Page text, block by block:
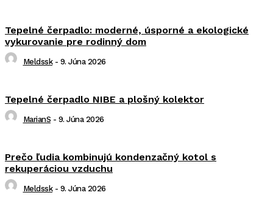
Tepelné čerpadlo: moderné, úsporné a ekologické
vykurovanie pre rodinný dom
Meldssk - 9. Júna 2026
Tepelné čerpadlo NIBE a plošný kolektor
MarianS - 9. Júna 2026
Prečo ľudia kombinujú kondenzačný kotol s
rekuperáciou vzduchu
Meldssk - 9. Júna 2026